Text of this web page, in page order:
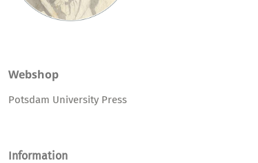
Webshop
Potsdam University Press
Information